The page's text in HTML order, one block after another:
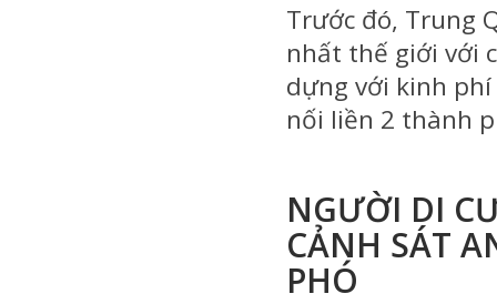
Trước đó, Trung
nhất thế giới với
dựng với kinh phí
nối liền 2 thành
NGƯỜI DI
CẢNH SÁT
PHÓ